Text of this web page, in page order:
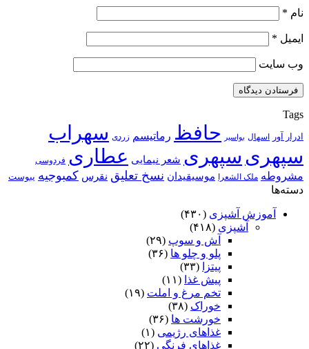
نام *
ایمیل *
وب‌ سایت
Tags
ادرار آور اسهال بواسیر حافظ رماتیسم زردی سهراب
سپهری سپهری شعر نیمایی عطاری فردوسی
مشروطه ملک الشعرا موسیقیدان نسخ تعلیق نقرس کمبوجیه یبوست
دسته‌ها
آموزش آشپزی (۴۳۰)
آشپزی (۴۱۸)
آش و سوپ (۲۹)
پلو و چلو ها (۳۶)
پیتزا
(۳۳)
پیش غذا (۱۱)
تخم مرغ و املت (۱۹)
خوراک (۳۸)
خورشت ها (۳۶)
غذاهای رژیمی (۱)
غذاهای فرنگی (۲۲)